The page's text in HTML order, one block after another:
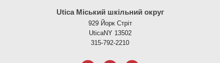
Utica Міський шкільний округ
929 Йорк Стріт
UticaNY 13502
315-792-2210